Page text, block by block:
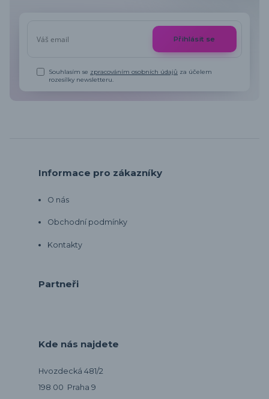
Přihlásit se
Souhlasím se zpracováním osobních údajů za účelem
rozesílky newsletteru.
Informace pro zákazníky
O nás
Obchodní podmínky
Kontakty
Partneři
Kde nás najdete
Hvozdecká 481/2
198 00 Praha 9